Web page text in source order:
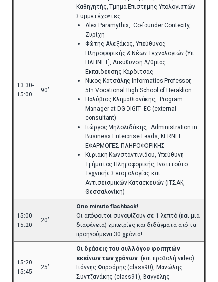
13:30-
15:00
90’
Καθηγητής, Τμήμα Επιστήμης Υπολογιστών
Συμμετέχοντες:
Alex Paramythis, Co-founder Contexity,
Ζυρίχη
Φώτης Αλεξάκος, Υπεύθυνος
Πληροφορικής & Νέων Τεχνολογιών (Υπ.
ΠΛΗΝΕΤ), Διεύθυνση Δ/θμιας
Εκπαίδευσης Καρδίτσας
Νίκος Κατσάλης Ιnformatics Professor,
5th Vocational High School of Heraklion
Πολύβιος Κλημαθιανάκης, Program
Manager at DG DIGIT EC (external
consultant)
Γιώργος Μηλολιδάκης, Administration in
Business Enterprise Leads, KERNEL
ΕΦΑΡΜΟΓΕΣ ΠΛΗΡΟΦΟΡΙΚΗΣ
Κυριακή Κωνσταντινίδου, Υπεύθυνη
Τμήματος Πληροφορικής, Ινστιτούτο
Τεχνικής Σεισμολογίας και
Αντισεισμικών Κατασκευών (ΙΤΣΑΚ,
Θεσσαλονίκη)
15:00-
15:20
20’
One minute flashback!
Οι απόφοιτοι συνοψίζουν σε 1 λεπτό (και μία
διαφάνεια) εμπειρίες και διδάγματα από τα
προηγούμενα 30 χρόνια!
15:20-
15:45
25’
Οι δράσεις του συλλόγου φοιτητών
εκείνων των χρόνων (και προβολή video)
Γιάννης Φαρσάρης (class90), Μανώλης
Συντζανάκης (class91), Βαγγέλης